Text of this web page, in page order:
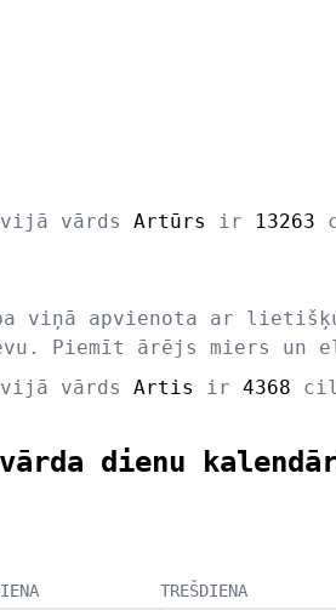
vārds Artūrs ir 13263
viņā apvienota ar
Piemīt ārējs miers
vārds Artis ir 4368
dienu
TREŠDIENA